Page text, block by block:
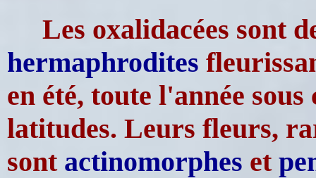
Les oxalidacées sont
hermaphrodites
en été, toute l'année sous
latitudes. Leurs fleurs,
sont actinomorphes et